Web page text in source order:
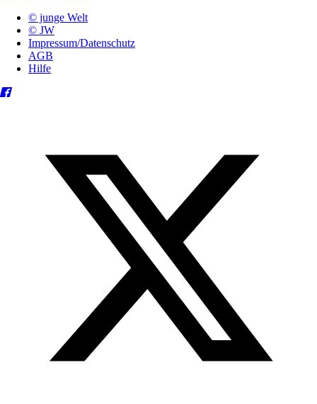
© junge Welt
© JW
Impressum/Datenschutz
AGB
Hilfe